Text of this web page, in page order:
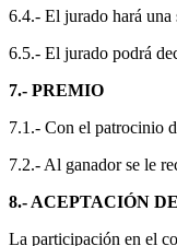
6.4.- El jurado hará una
6.5.- El jurado podrá
7.- PREMIO
7.1.- Con el patrocinio
7.2.- Al ganador se le
8.- ACEPTACIÓN
La participación en el